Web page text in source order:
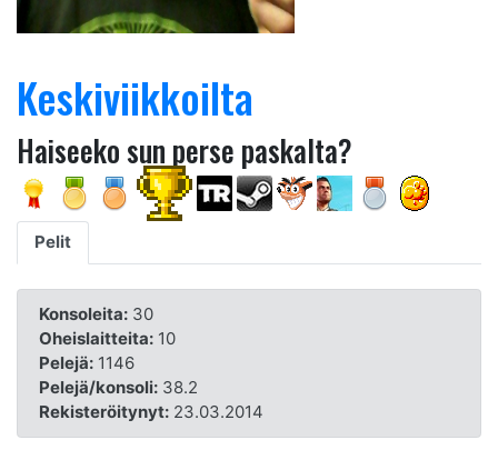
Keskiviikkoilta
Haiseeko sun perse paskalta?
Pelit
Konsoleita:30
Oheislaitteita:10
Pelejä:1146
Pelejä/konsoli:38.2
Rekisteröitynyt:23.03.2014